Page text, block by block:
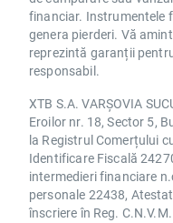
financiar. Instrumentele
genera pierderi. Vă
reprezintă garanții
responsabil.
XTB S.A. VARȘOVIA
Eroilor nr. 18, Sector 5,
la Registrul Comerțului
Identificare Fiscală
intermedieri financiare
personale 22438,
înscriere în Reg.